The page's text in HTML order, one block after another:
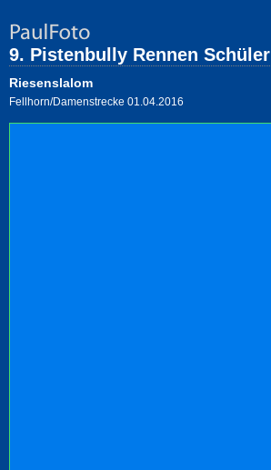
9. Pistenbully Rennen Schüler
Riesenslalom
Fellhorn/Damenstrecke 01.04.2016